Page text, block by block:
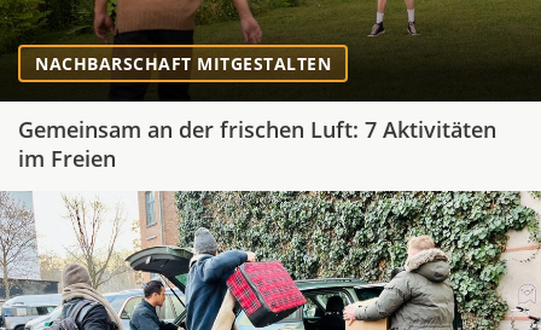
NACHBARSCHAFT MITGESTALTEN
Gemeinsam an der frischen Luft: 7 Aktivitäten
im Freien